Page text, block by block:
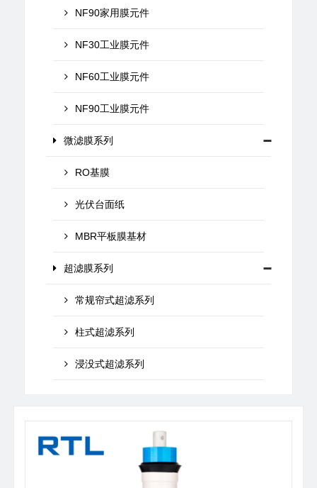
NF90家用膜元件
NF30工业膜元件
NF60工业膜元件
NF90工业膜元件
微滤膜系列
RO基膜
光伏台面纸
MBR平板膜基材
超滤膜系列
常规帘式超滤系列
柱式超滤系列
浸没式超滤系列